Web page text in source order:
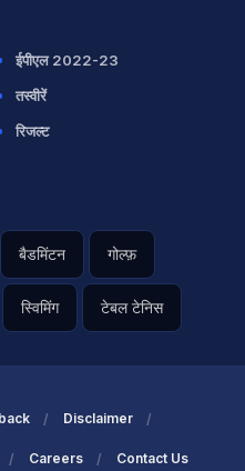
ईपीएल 2022-23
तस्वीरें
रिजल्ट
बैडमिंटन गोल्फ़
स्विमिंग टेबल टेनिस
Disclaimer
Careers Contact Us